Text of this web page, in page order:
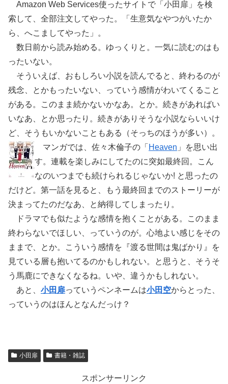
Amazon Web Services使ったサイトで「小田扉」を検
索して、全部注文してやった。「生意気なやつがいたか
ら、へこましてやった」。
数日前から読み始める。ゆっくりと。一気に読むのはも
ったいない。
そういえば、おもしろい小説を読んでると、終わるのが
残念、とかもったいない、っていう感情がわいてくること
がある。このまま続かないかなあ。とか。続きがあればい
いなあ、とか思ったり。続きがありそうな小説ならいいけ
ど、そうもいかないこともある（そっちのほうが多い）。
マンガでは、佐々木倫子の「 Heaven 」を思い出
す。連載を楽しみにしてたのに突如最終回。こん
なのいつまでも続けられるじゃないか! と思ったの
だけど。第一話を見ると、もう最終回までのストーリーが
決まってたのだなあ、と納得してしまったり。
ドラマでも似たような感情を抱くことがある。このまま
終わらないでほしい、っていうのが。心地よい感じをその
ままで、とか。こういう感情を『渡る世間は鬼ばかり』を
見ている層も抱いてるのかもしれない。と思うと、そうそ
う馬鹿にできなくなるね。いや、違うかもしれない。
あと、 小田扉っていうペンネームは小田空からとった、
っていうのはほんとなんだっけ？
小田扉 書籍・雑誌
スポンサーリンク